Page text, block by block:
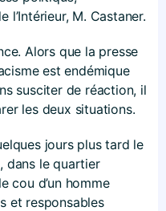
l’Intérieur, M. Castaner.
Alors que la presse
est endémique
susciter de réaction, il
les deux situations.
jours plus tard le
dans le quartier
cou d’un homme
et responsables